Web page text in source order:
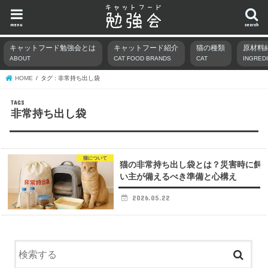
search
menu
キャットフード勉強会とは
ABOUT
キャットフード紹介
CAT FOOD BRANDS
猫の種類
CAT
原材料
HOME タグ : 非常持ち出し袋
非常持ち出し袋
猫について
猫の非常持ち出し袋とは？災害時に飼
い主が備えるべき準備と心構え
2026.05.22